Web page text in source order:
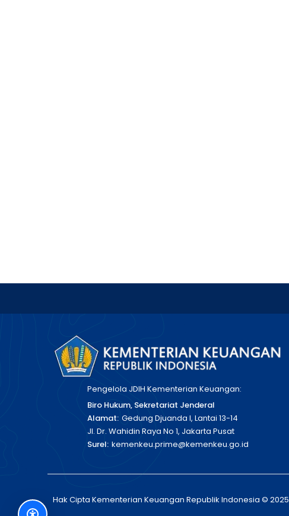
Pengelola JDIH Kementerian Keuangan:
Biro Hukum, Sekretariat Jenderal
Alamat: Gedung Djuanda I, Lantai 13-14
Jl. Dr. Wahidin Raya No 1, Jakarta Pusat
Surel: kemenkeu.prime@kemenkeu.go.id
Hak Cipta Kementerian Keuangan Republik Indonesia © 2025